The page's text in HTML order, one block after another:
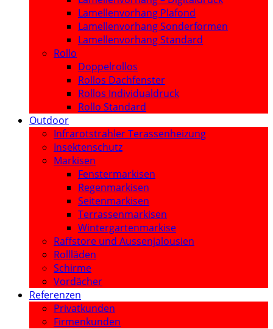
Lamellenvorhang Plafond
Lamellenvorhang Sonderformen
Lamellenvorhang Standard
Rollo
Doppelrollos
Rollos Dachfenster
Rollos Individualdruck
Rollo Standard
Outdoor
Infrarotstrahler Terassenheizung
Insektenschutz
Markisen
Fenstermarkisen
Regenmarkisen
Seitenmarkisen
Terrassenmarkisen
Wintergartenmarkise
Raffstore und Aussenjalousien
Rollläden
Schirme
Vordächer
Referenzen
Privatkunden
Firmenkunden